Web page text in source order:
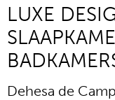
LUXE
Dehesa de